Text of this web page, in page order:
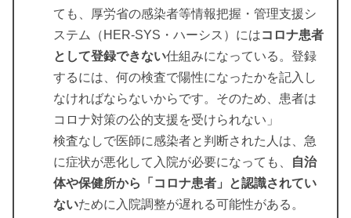
ても、厚労省の感染者等情報把握・管理支援シ
ステム（HER-SYS・ハーシス）にはコロナ患者
として登録できない仕組みになっている。登録
するには、何の検査で陽性になったかを記入し
なければならないからです。そのため、患者は
コロナ対策の公的支援を受けられない」
検査なしで医師に感染者と判断された人は、急
に症状が悪化して入院が必要になっても、
自治
体や保健所から「コロナ患者」と認識されてい
ないために入院調整が遅れる可能性がある。